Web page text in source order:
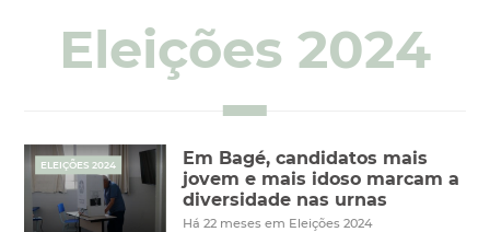
Eleições 2024
ELEIÇÕES 2024
Em Bagé, candidatos mais
jovem e mais idoso marcam a
diversidade nas urnas
Há 22 meses em Eleições 2024